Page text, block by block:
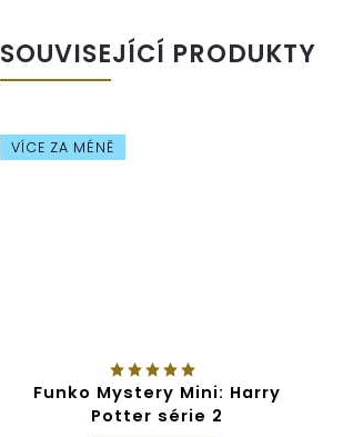
SOUVISEJÍCÍ PRODUKTY
VÍCE ZA MÉNĚ
Funko Mystery Mini: Harry
Potter série 2